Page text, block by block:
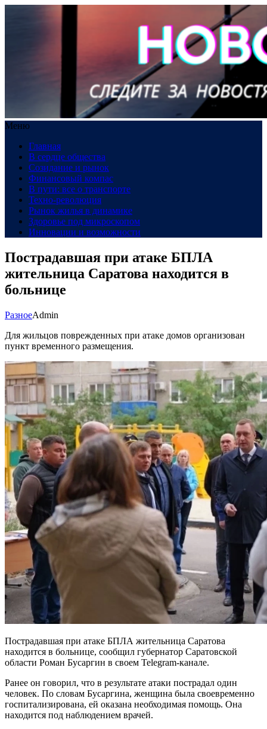
Меню
Главная
В сердце общества
Созидание и рынок
Финансовый компас
В пути: все о транспорте
Техно-революция
Рынок жилья в динамике
Здоровье под микроскопом
Инновации и возможности
Пострадавшая при атаке БПЛА
жительница Саратова находится в
больнице
РазноеAdmin
Для жильцов поврежденных при атаке домов организован
пункт временного размещения.
Пострадавшая при атаке БПЛА жительница Саратова
находится в больнице, сообщил губернатор Саратовской
области Роман Бусаргин в своем Telegram-канале.
Ранее он говорил, что в результате атаки пострадал один
человек. По словам Бусаргина, женщина была своевременно
госпитализирована, ей оказана необходимая помощь. Она
находится под наблюдением врачей.